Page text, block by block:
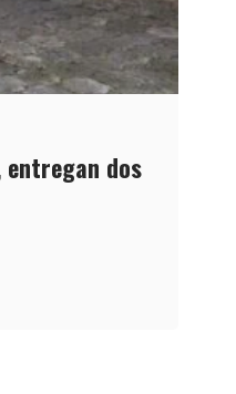
entregan dos